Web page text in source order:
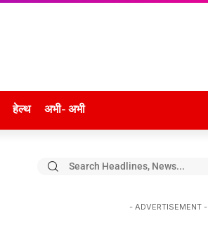
हेल्थ अभी- अभी
- ADVERTISEMENT -